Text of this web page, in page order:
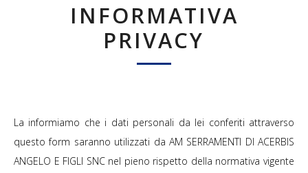
INFORMATIVA
PRIVACY
La informiamo che i dati personali da lei conferiti attraverso
questo form saranno utilizzati da AM SERRAMENTI DI ACERBIS
ANGELO E FIGLI SNC nel pieno rispetto della normativa vigente